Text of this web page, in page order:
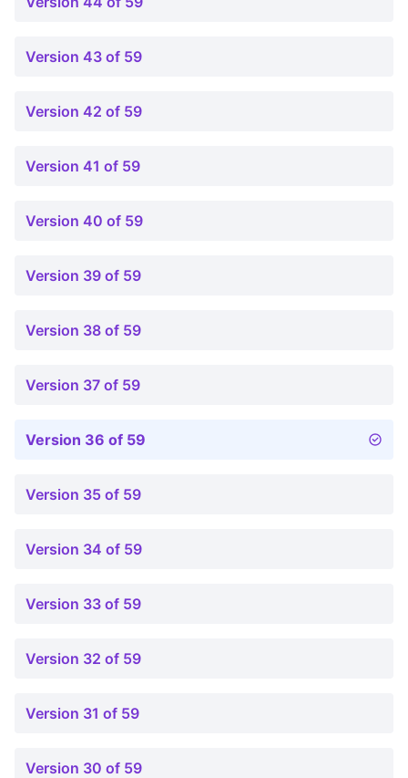
Version 43 of 59
Version 42 of 59
Version 41 of 59
Version 40 of 59
Version 39 of 59
Version 38 of 59
Version 37 of 59
Version 36 of 59
Version 35 of 59
Version 34 of 59
Version 33 of 59
Version 32 of 59
Version 31 of 59
Version 30 of 59